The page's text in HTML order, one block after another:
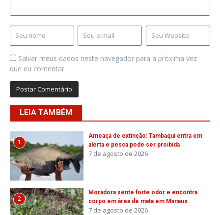
Salvar meus dados neste navegador para a próxima vez
que eu comentar.
LEIA TAMBÉM
1
Ameaça de extinção: Tambaqui entra em
alerta e pesca pode ser proibida
7 de agosto de 2026
2
Moradora sente forte odor e encontra
corpo em área de mata em Manaus
7 de agosto de 2026